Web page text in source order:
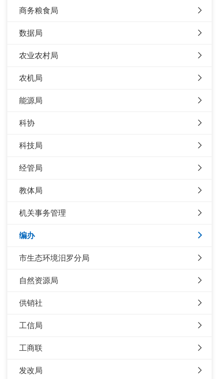
商务粮食局
数据局
农业农村局
农机局
能源局
科协
科技局
经管局
教体局
机关事务管理
编办
市生态环境汨罗分局
自然资源局
供销社
工信局
工商联
发改局